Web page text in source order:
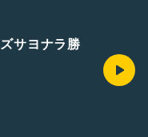
サヨナラ勝